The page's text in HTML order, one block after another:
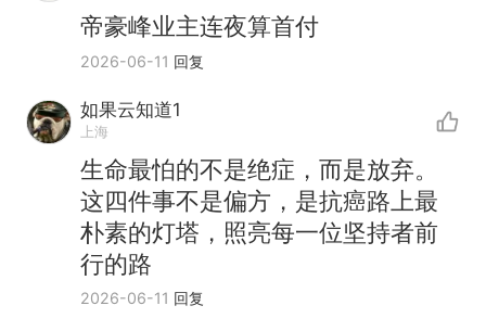
帝豪峰业主连夜算首付
2026-06-11 回复
如果云知道1
上海
生命最怕的不是绝症，而是放弃。
这四件事不是偏方，是抗癌路上最
朴素的灯塔，照亮每一位坚持者前
行的路
2026-06-11 回复